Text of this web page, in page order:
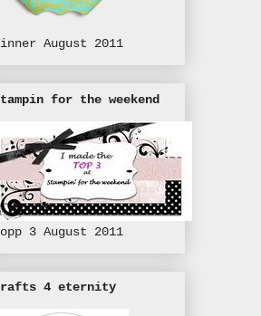
August 2011
for the weekend
3 August 2011
4 eternity